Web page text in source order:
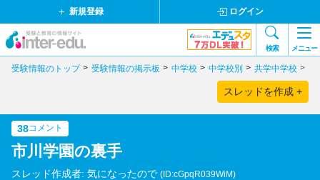
新規登録 ログイン
検索 メニュー
受験情報のトップ 受験情報の掲示板 中学校 中学校別 共学中学校
スレッドを作成 +
38コメント
市川学園の裏手
スレッド作成者: 気になったので (ID:cGpqR039WiM)